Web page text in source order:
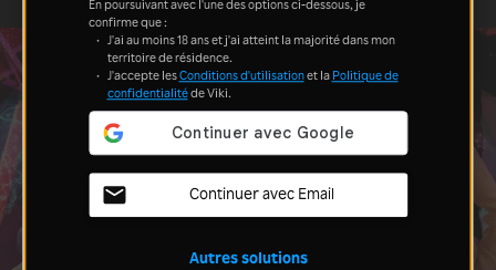
En poursuivant avec l'une des options ci-dessous, je
confirme que :
J'ai au moins 18 ans et j'ai atteint la majorité dans mon
territoire de résidence.
J'accepte lesConditions d'utilisationet la Politique de
confidentialitéde Viki.
Continuer avec Email
Autres solutions